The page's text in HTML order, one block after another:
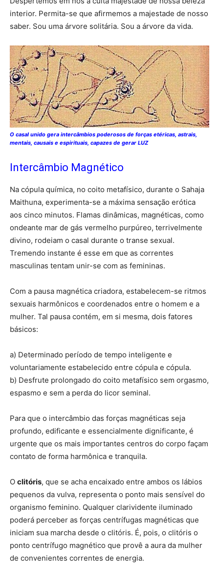
interior. Permita-se que afirmemos a majestade de nosso
saber. Sou uma árvore solitária. Sou a árvore da vida.
O casal unido gera intercâmbios poderosos de forças etéricas, astrais,
mentais, causais e espirituais, capazes de gerar LUZ
Intercâmbio Magnético
Na cópula química, no coito metafísico, durante o Sahaja
Maithuna, experimenta-se a máxima sensação erótica
aos cinco minutos. Flamas dinâmicas, magnéticas, como
ondeante mar de gás vermelho purpúreo, terrivelmente
divino, rodeiam o casal durante o transe sexual.
Tremendo instante é esse em que as correntes
masculinas tentam unir-se com as femininas.
Com a pausa magnética criadora, estabelecem-se ritmos
sexuais harmônicos e coordenados entre o homem e a
mulher. Tal pausa contém, em si mesma, dois fatores
básicos:
a) Determinado período de tempo inteligente e
voluntariamente estabelecido entre cópula e cópula.
b) Desfrute prolongado do coito metafísico sem orgasmo,
espasmo e sem a perda do licor seminal.
Para que o intercâmbio das forças magnéticas seja
profundo, edificante e essencialmente dignificante, é
urgente que os mais importantes centros do corpo façam
contato de forma harmônica e tranquila.
O clitóris, que se acha encaixado entre ambos os lábios
pequenos da vulva, representa o ponto mais sensível do
organismo feminino. Qualquer clarividente iluminado
poderá perceber as forças centrífugas magnéticas que
iniciam sua marcha desde o clitóris. É, pois, o clitóris o
ponto centrífugo magnético que provê a aura da mulher
de convenientes correntes de energia.